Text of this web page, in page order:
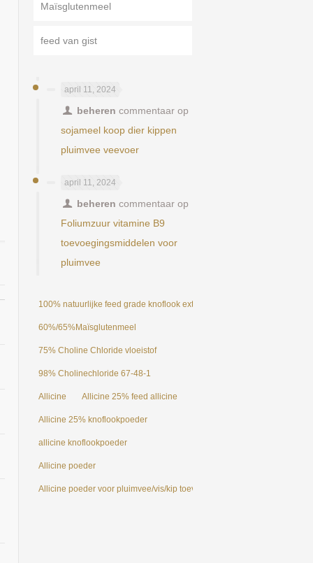
Maïsglutenmeel
feed van gist
april 11, 2024
beheren commentaar op
sojameel koop dier kippen
pluimvee veevoer
april 11, 2024
beheren commentaar op
Foliumzuur vitamine B9
toevoegingsmiddelen voor
pluimvee
100% natuurlijke feed grade knoflook extract allicine poeder 25%
60%/65%Maïsglutenmeel
75% Choline Chloride vloeistof
98% Cholinechloride 67-48-1
Allicine Allicine 25% feed allicine
Allicine 25% knoflookpoeder
allicine knoflookpoeder
Allicine poeder
Allicine poeder voor pluimvee/vis/kip toevoegingsmiddelen